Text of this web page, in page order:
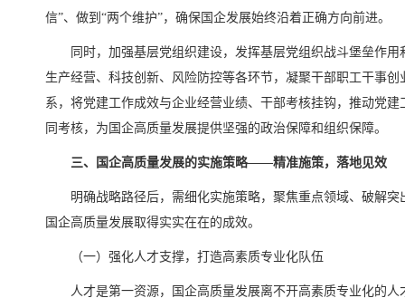
信”、做到“两个维护”，确保国企发展始终沿着正确方向前进。
同时，加强基层党组织建设，发挥基层党组织战斗堡垒作
生产经营、科技创新、风险防控等各环节，凝聚干部职工干事
系，将党建工作成效与企业经营业绩、干部考核挂钩，推动党
同考核，为国企高质量发展提供坚强的政治保障和组织保障。
三、国企高质量发展的实施策略——精准施策，落地见效
明确战略路径后，需细化实施策略，聚焦重点领域、破解
国企高质量发展取得实实在在的成效。
（一）强化人才支撑，打造高素质专业化队伍
人才是第一资源，国企高质量发展离不开高素质专业化的